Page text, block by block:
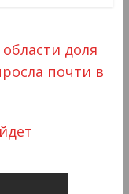
доля
почти в